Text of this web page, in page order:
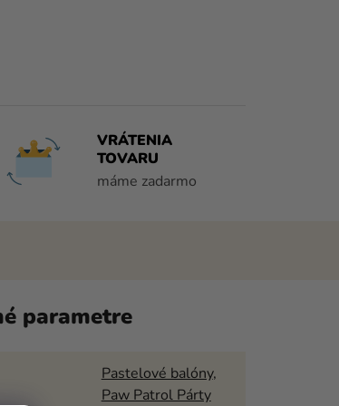
VRÁTENIA
TOVARU
máme zadarmo
parametre
Pastelové balóny,
Paw Patrol Párty